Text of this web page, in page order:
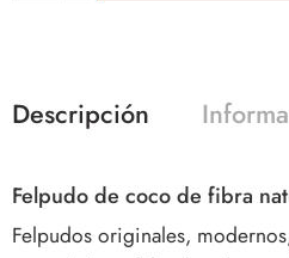
Descripción
Felpudo de coco de fibra
Felpudos originales,